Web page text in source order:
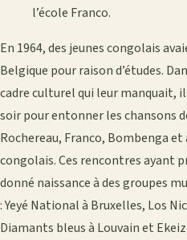
l’école Franco.
En 1964, des jeunes congolais
Belgique pour raison d’études.
cadre culturel qui leur manquait,
soir pour entonner les chansons
Rochereau, Franco, Bombenga
congolais. Ces rencontres ayant
donné naissance à des groupes
: Yeyé National à Bruxelles, Los
Diamants bleus à Louvain et